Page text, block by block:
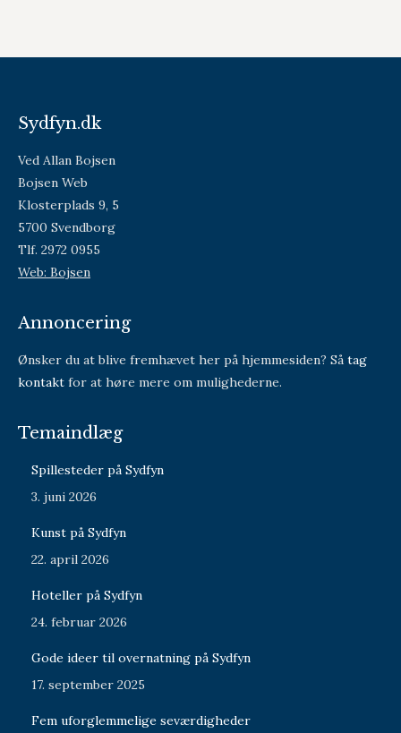
Sydfyn.dk
Ved Allan Bojsen
Bojsen Web
Klosterplads 9, 5
5700 Svendborg
Tlf. 2972 0955
Web: Bojsen
Annoncering
Ønsker du at blive fremhævet her på hjemmesiden? Så tag
kontakt for at høre mere om mulighederne.
Temaindlæg
Spillesteder på Sydfyn
3. juni 2026
Kunst på Sydfyn
22. april 2026
Hoteller på Sydfyn
24. februar 2026
Gode ideer til overnatning på Sydfyn
17. september 2025
Fem uforglemmelige seværdigheder